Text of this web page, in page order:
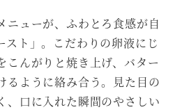
ニューが、ふわとろ食感が自
スト」。こだわりの卵液にじ
こんがりと焼き上げ、バター
るように絡み合う。見た目の
、口に入れた瞬間のやさしい